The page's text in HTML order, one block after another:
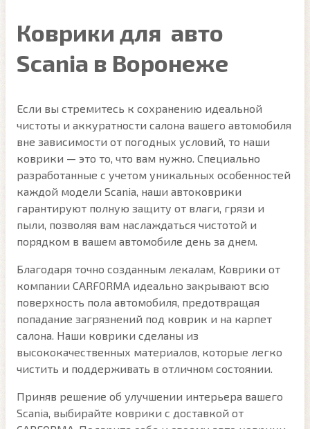
Коврики для авто
Scania в Воронеже
Если вы стремитесь к сохранению идеальной
чистоты и аккуратности салона вашего автомобиля
вне зависимости от погодных условий, то наши
коврики — это то, что вам нужно. Специально
разработанные с учетом уникальных особенностей
каждой модели Scania, наши автоковрики
гарантируют полную защиту от влаги, грязи и
пыли, позволяя вам наслаждаться чистотой и
порядком в вашем автомобиле день за днем.
Благодаря точно созданным лекалам, Коврики от
компании CARFORMA идеально закрывают всю
поверхность пола автомобиля, предотвращая
попадание загрязнений под коврик и на карпет
салона. Наши коврики сделаны из
высококачественных материалов, которые легко
чистить и поддерживать в отличном состоянии.
Приняв решение об улучшении интерьера вашего
Scania, выбирайте коврики с доставкой от